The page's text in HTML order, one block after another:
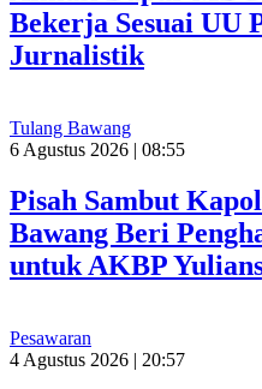
Bekerja Sesuai UU
Jurnalistik
Tulang Bawang
6 Agustus 2026 | 08:55
Pisah Sambut
Bawang Beri
untuk AKBP
Pesawaran
4 Agustus 2026 | 20:57